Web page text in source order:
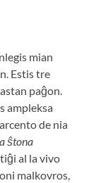
mian
Estis tre
paĝon.
ampleksa
de nia
ŝtona
al la vivo
malkovros,